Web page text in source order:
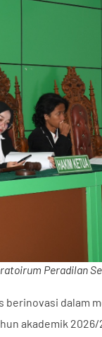
Peradilan
berinovasi dalam
akademik